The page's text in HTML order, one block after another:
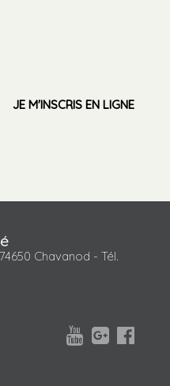
JE M'INSCRIS EN LIGNE
Chavanod - Tél.


